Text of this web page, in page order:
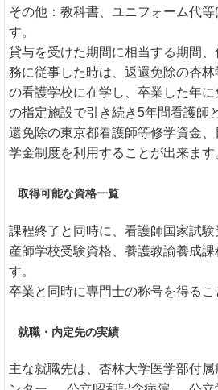
その他：教科書、ユニフォーム代等
す。
貸与を受けた期間に相当する期間
務に従事した時は、返還免除の杏
の看護学校に在学し、卒業した年
の指定施設で引き続き5年間看護師
還免除の東京都看護師等修学資金
学金制度を利用することが出来ます
取得可能な資格一覧
課程終了と同時に、看護師国家試
産師学校受験資格、養護教諭養成
す。
卒業と同時に専門士の称号を得るこ
就職・内定先の実績
主な就職先は、杏林大学医学部付